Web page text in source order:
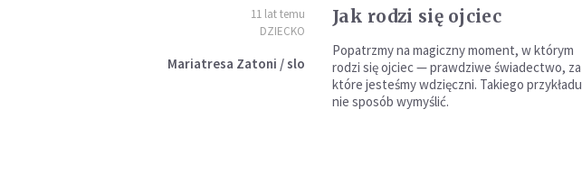
11 lat temu
DZIECKO
Mariatresa Zatoni / slo
Jak rodzi się ojciec
Popatrzmy na magiczny moment, w którym
rodzi się ojciec — prawdziwe świadectwo, za
które jeste­śmy wdzięczni. Takiego przykładu
nie sposób wymyślić.